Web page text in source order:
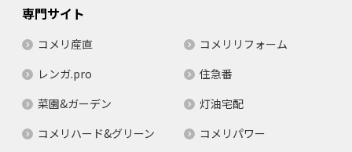
専門サイト
コメリ産直
コメリリフォーム
レンガ.pro
住急番
菜園&ガーデン
灯油宅配
コメリハード&グリーン
コメリパワー